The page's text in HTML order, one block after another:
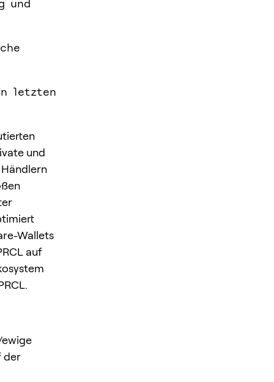
und
letzten
und
Wallets
auf
ewige
der